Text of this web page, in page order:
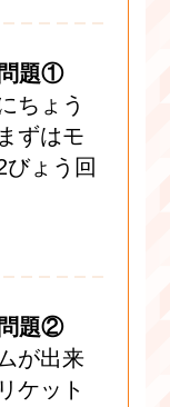
題①
ちょう
ずはモ
びょう回
題②
が出来
ケット